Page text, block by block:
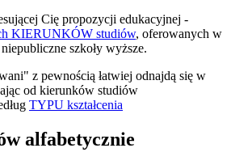
Cię propozycji edukacyjnej -
KIERUNKÓW studiów, oferowanych w
szkoły wyższe.
z pewnością łatwiej odnajdą się w
od kierunków studiów
TYPU kształcenia
alfabetycznie